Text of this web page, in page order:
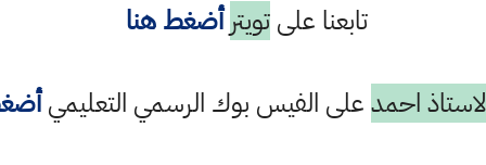
تابعنا علىتويتر أضغط هنا
احمدعلى الفيس بوك الرسمي التعليمي